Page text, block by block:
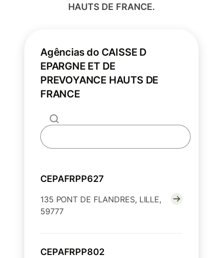
HAUTS DE FRANCE.
Agências do CAISSE D
EPARGNE ET DE
PREVOYANCE HAUTS DE
FRANCE
CEPAFRPP627
135 PONT DE FLANDRES, LILLE,
59777
CEPAFRPP802